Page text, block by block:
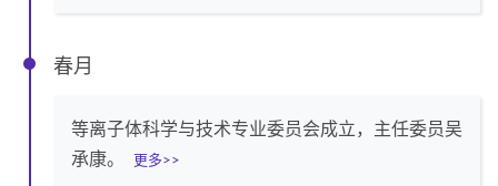
春月
等离子体科学与技术专业委员会成立，主任委员吴
承康。
更多>>